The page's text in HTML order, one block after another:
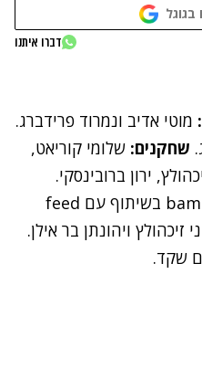
בגוגל
דברו איתנו
מוטי אדיב ונמרוד פרידברג.
שחקנים: שלומי קוריאט,
ירון ברובינסקי.
bambook productions בשיתוף עם feed
זיכהולץ ויהונתן בר אילן.
שקד.